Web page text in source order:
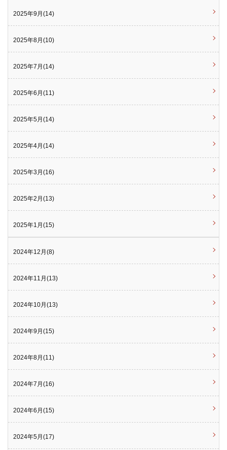
2025年9月(14)
2025年8月(10)
2025年7月(14)
2025年6月(11)
2025年5月(14)
2025年4月(14)
2025年3月(16)
2025年2月(13)
2025年1月(15)
2024年12月(8)
2024年11月(13)
2024年10月(13)
2024年9月(15)
2024年8月(11)
2024年7月(16)
2024年6月(15)
2024年5月(17)